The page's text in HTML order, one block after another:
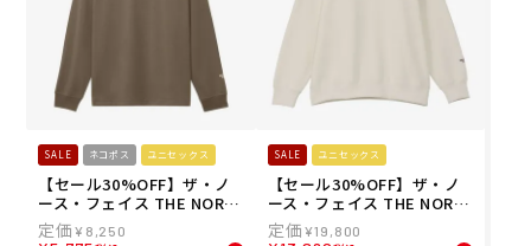
SALE ネコポス ユニセックス
【セール30%OFF】ザ・ノ
ース・フェイス THE NORT
H FACE スノボー スノボ ス
ノーボード ウェア 長袖 Tシ
¥ 8,250
SALE ユニセックス
【セール30%OFF】ザ・ノ
ース・フェイス THE NORT
H FACE スノボー スノボ ス
ノーボード ウェア スウェッ
¥19,800